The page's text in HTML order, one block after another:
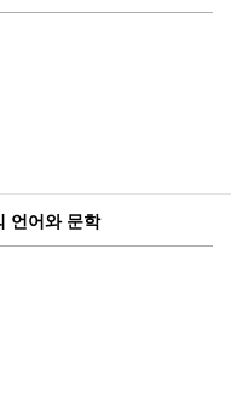
언어와 문학